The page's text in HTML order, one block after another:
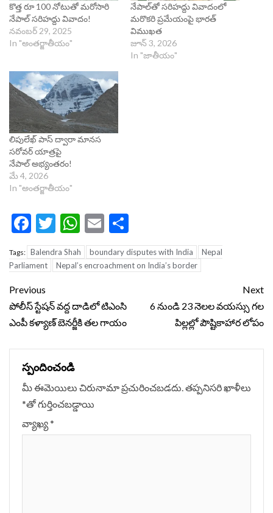
కొత్త రూ 100 నోటుతో మరోసారి
నేపాల్ సరిహద్దు వివాదం!
నవంబర్ 29, 2025
In "అంతర్జాతీయం"
నేపాల్‌తో సరిహద్దు వివాదంలో
మరొకరి ప్రమేయంపై భారత్
విముఖత
జూన్ 3, 2026
In "జాతీయం"
లిపులేఖ్ పాస్ ద్వారా మానస
సరోవర్ యాత్రపై
నేపాల్ అభ్యంతరం!
మే 4, 2026
In "అంతర్జాతీయం"
Facebook
Twitter
WhatsApp
Email
Tags: Balendra Shah boundary disputes with India
Nepal
Parliament
Nepal’s encroachment on India’s border
Continue
Reading
Previous
పోలీస్ స్టేషన్ వద్ద దాడిలో టిఎంసి
ఎంపీ కళ్యాణ్ బెనర్జీకి తల గాయం
Next
6 నుండి 23 నెలల వయస్సు గల
పిల్లల్లో పౌష్టికాహార లోపం
స్పందించండి
మీ ఈమెయిలు చిరునామా ప్రచురించబడదు.తప్పనిసరి ఖాళీలు
*‌తో గుర్తించబడ్డాయి
వ్యాఖ్య*